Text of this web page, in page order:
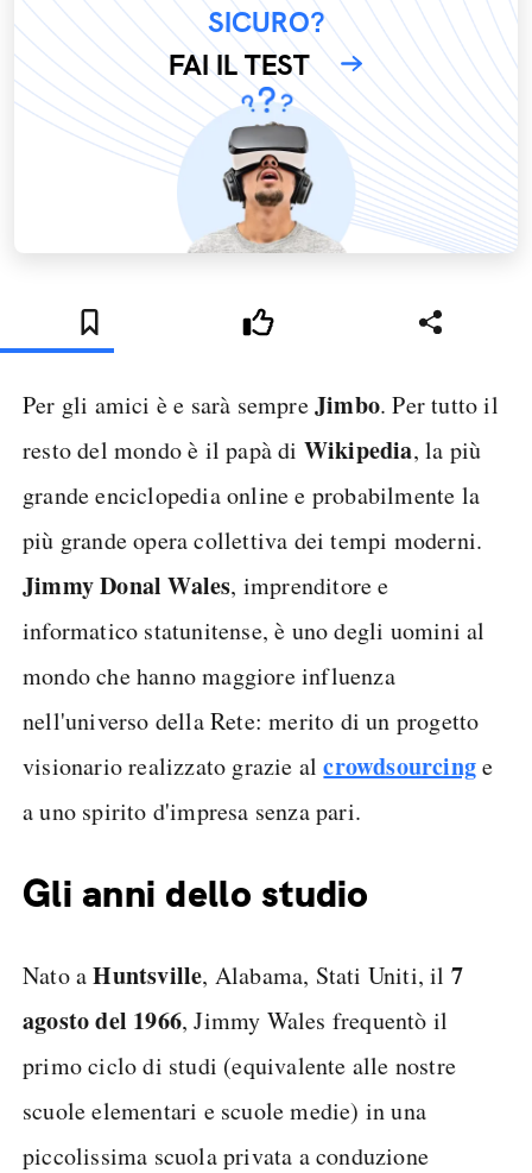
SICURO?
FAI IL TEST
Per gli amici è e sarà sempreJimbo. Per tutto il
resto del mondo è il papà di Wikipedia, la più
grande enciclopedia online e probabilmente la
più grande opera collettiva dei tempi moderni.
Jimmy Donal Wales, imprenditore e
informatico statunitense, è uno degli uomini al
mondo che hanno maggiore influenza
nell'universo della Rete: merito di un progetto
visionario realizzato grazie alcrowdsourcinge
a uno spirito d'impresa senza pari.
Gli anni dello studio
Nato aHuntsville, Alabama, Stati Uniti, il 7
agosto del 1966, Jimmy Wales frequentò il
primo ciclo di studi (equivalente alle nostre
scuole elementari e scuole medie) in una
piccolissima scuola privata a conduzione